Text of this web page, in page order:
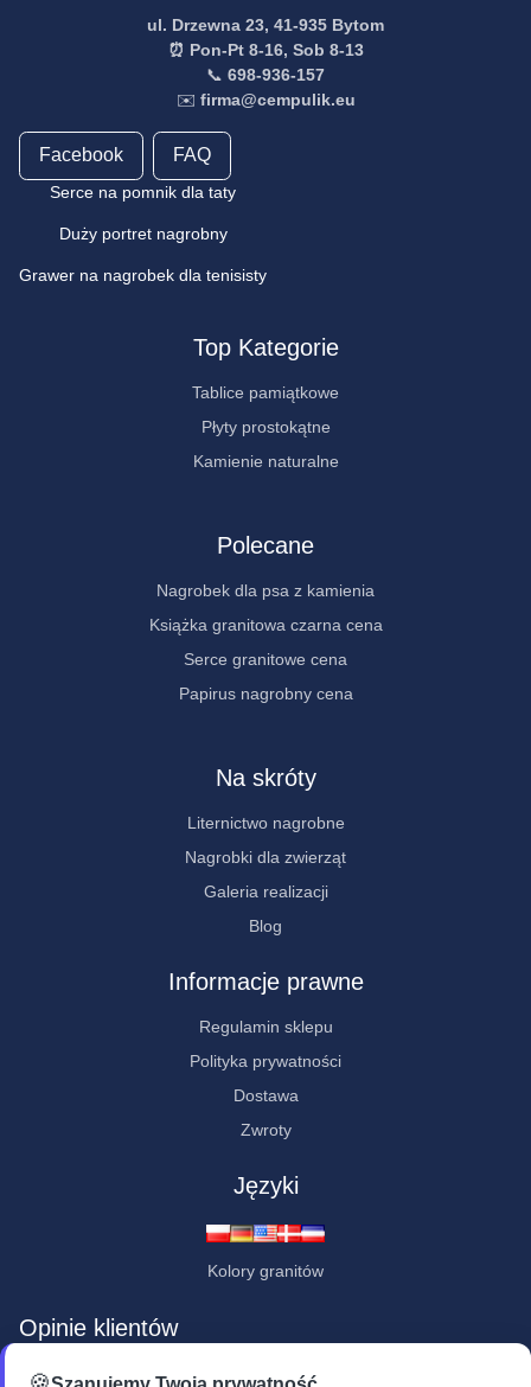
ul. Drzewna 23, 41-935 Bytom
⏰ Pon-Pt 8-16, Sob 8-13
📞 698-936-157
✉️ firma@cempulik.eu
Facebook FAQ
Serce na pomnik dla taty
Duży portret nagrobny
Grawer na nagrobek dla tenisisty
Top Kategorie
Tablice pamiątkowe
Płyty prostokątne
Kamienie naturalne
Polecane
Nagrobek dla psa z kamienia
Książka granitowa czarna cena
Serce granitowe cena
Papirus nagrobny cena
Na skróty
Liternictwo nagrobne
Nagrobki dla zwierząt
Galeria realizacji
Blog
Informacje prawne
Regulamin sklepu
Polityka prywatności
Dostawa
Zwroty
Języki
Kolory granitów
Opinie klientów
★★★★★